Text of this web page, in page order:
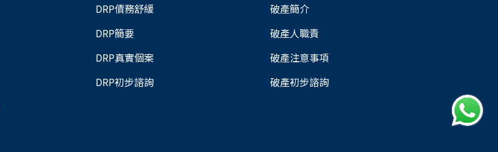
DRP債務舒緩
DRP簡要
DRP真實個案
DRP初步諮詢
破產簡介
破產人職責
破產注意事項
破產初步諮詢